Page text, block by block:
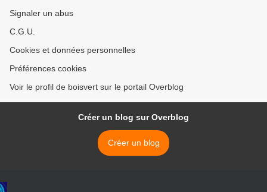
Signaler un abus
C.G.U.
Cookies et données personnelles
Préférences cookies
Voir le profil de boisvert sur le portail Overblog
Créer un blog sur Overblog
Créer un blog